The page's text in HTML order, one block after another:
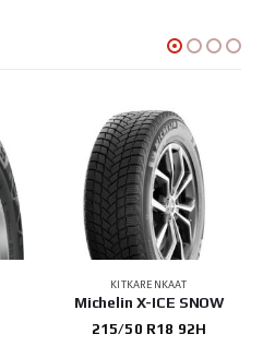
KITKARENKAAT
Michelin X-ICE SNOW
215/50 R18 92H